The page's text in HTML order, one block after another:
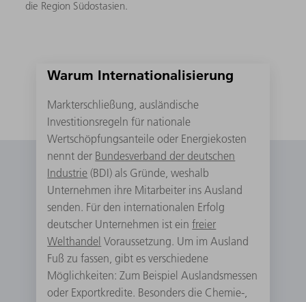
die Region Südostasien.
Warum Internationalisierung
Markterschließung, ausländische
Investitionsregeln für nationale
Wertschöpfungsanteile oder Energiekosten
nennt der Bundesverband der deutschen
Industrie (BDI) als Gründe, weshalb
Unternehmen ihre Mitarbeiter ins Ausland
senden. Für den internationalen Erfolg
deutscher Unternehmen ist einfreier
Welthandel Voraussetzung. Um im Ausland
Fuß zu fassen, gibt es verschiedene
Möglichkeiten: Zum Beispiel Auslandsmessen
oder Exportkredite. Besonders die Chemie-,